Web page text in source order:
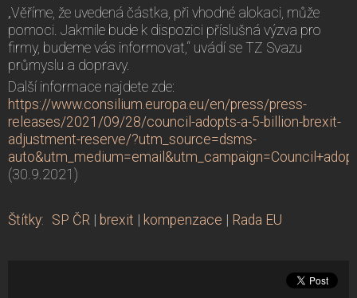
„Věříme, že uvedená částka, při vhodné alokaci, může
pomoci. Jakmile bude k dispozici příslušná výzva pro
firmy, budeme vás informovat,“ uvádí se TZ Svazu
průmyslu a dopravy.
Další informace najdete zde:
https://www.consilium.europa.eu/en/press/press-
releases/2021/09/28/council-adopts-a-5-billion-brexit-
adjustment-reserve/?utm_source=dsms-
(30.9.2021)
Štítky: SP ČR | brexit | kompenzace | Rada EU